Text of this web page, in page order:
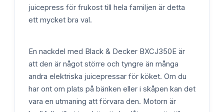
juicepress för frukost till hela familjen är detta
ett mycket bra val.
En nackdel med Black & Decker BXCJ350E är
att den är något större och tyngre än många
andra elektriska juicepressar för köket. Om du
har ont om plats på bänken eller i skåpen kan det
vara en utmaning att förvara den. Motorn är